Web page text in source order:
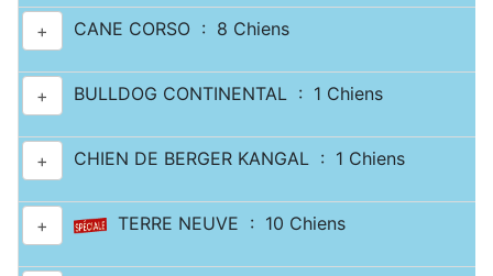
+ CANE CORSO : 8 Chiens
+ BULLDOG CONTINENTAL : 1 Chiens
+ CHIEN DE BERGER KANGAL : 1 Chiens
+ TERRE NEUVE : 10 Chiens